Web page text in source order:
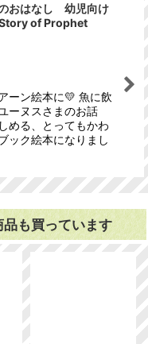
おはなし 幼児向け
of Prophet
ーン絵本に💛 魚に飲
ーヌスさまのお話
める、とってもかわ
ック絵本になりまし
も買っています